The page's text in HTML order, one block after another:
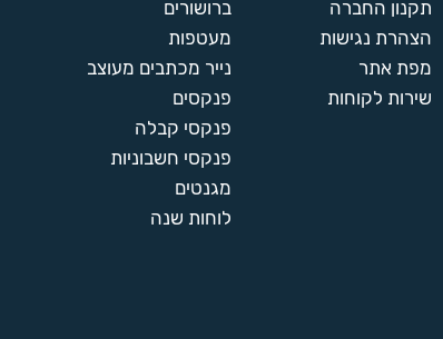
תקנון החברה
הצהרת נגישות
מפת אתר
שירות לקוחות
ברושורים
מעטפות
נייר מכתבים מעוצב
פנקסים
פנקסי קבלה
פנקסי חשבוניות
מגנטים
לוחות שנה